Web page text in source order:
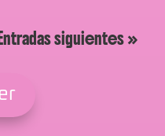
Entradas siguientes »